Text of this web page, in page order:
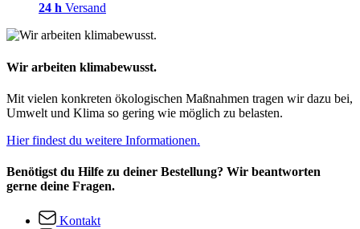
24 h Versand
Wir arbeiten klimabewusst.
Mit vielen konkreten ökologischen Maßnahmen tragen wir dazu bei,
Umwelt und Klima so gering wie möglich zu belasten.
Hier findest du weitere Informationen.
Benötigst du Hilfe zu deiner Bestellung? Wir beantworten
gerne deine Fragen.
Kontakt